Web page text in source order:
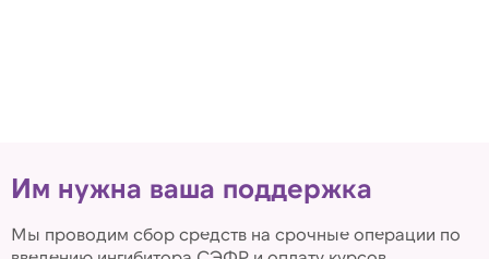
Им нужна ваша поддержка
Мы проводим сбор средств на срочные операции по